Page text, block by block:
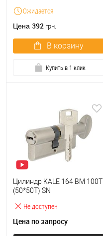
Ожидается
Цена 392 грн.
В корзину
Купить в 1 клик
Не доступен
Цилиндр KALE 164 BM 100T
(50*50T) SN
Цена по запросу